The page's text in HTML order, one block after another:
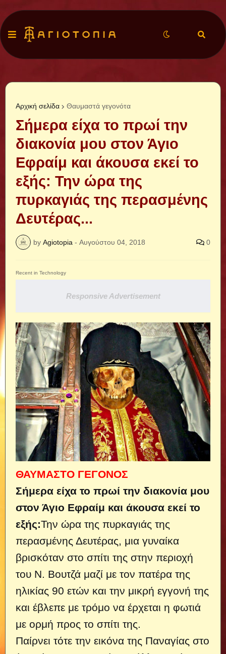
Αρχική σελίδα Θαυμαστά γεγονότα
Σήμερα είχα το πρωί την
διακονία μου στον Άγιο
Εφραίμ και άκουσα εκεί το
εξής: Την ώρα της
πυρκαγιάς της περασμένης
Δευτέρας...
by Agiotopia - Αυγούστου 04, 2018 0
Recent in Technology
Responsive Advertisement
ΘΑΥΜΑΣΤΟ ΓΕΓΟΝΟΣ
Σήμερα είχα το πρωί την διακονία μου
στον Άγιο Εφραίμ και άκουσα εκεί το
εξής:Την ώρα της πυρκαγιάς της
περασμένης Δευτέρας, μια γυναίκα
βρισκόταν στο σπίτι της στην περιοχή
του Ν. Βουτζά μαζί με τον πατέρα της
ηλικίας 90 ετών και την μικρή εγγονή της
και έβλεπε με τρόμο να έρχεται η φωτιά
με ορμή προς το σπίτι της.
Παίρνει τότε την εικόνα της Παναγίας στο